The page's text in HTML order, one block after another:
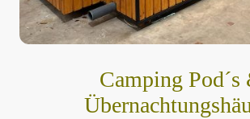
Camping Pod´s